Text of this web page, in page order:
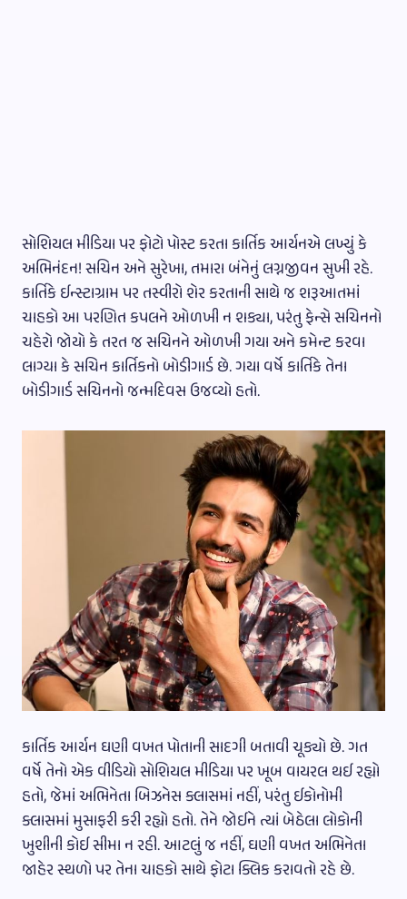
સોશિયલ મીડિયા પર ફોટો પોસ્ટ કરતા કાર્તિક આર્યનએ લખ્યું કે
અભિનંદન! સચિન અને સુરેખા, તમારા બંનેનું લગ્નજીવન સુખી રહે.
કાર્તિકે ઈન્સ્ટાગ્રામ પર તસ્વીરો શેર કરતાની સાથે જ શરૂઆતમાં
ચાહકો આ પરણિત કપલને ઓળખી ન શક્યા, પરંતુ ફેન્સે સચિનનો
ચહેરો જોયો કે તરત જ સચિનને ​​ઓળખી ગયા અને કમેન્ટ કરવા
લાગ્યા કે સચિન કાર્તિકનો બોડીગાર્ડ છે. ગયા વર્ષે કાર્તિકે તેના
બોડીગાર્ડ સચિનનો જન્મદિવસ ઉજવ્યો હતો.
કાર્તિક આર્યન ઘણી વખત પોતાની સાદગી બતાવી ચૂક્યો છે. ગત
વર્ષે તેનો એક વીડિયો સોશિયલ મીડિયા પર ખૂબ વાયરલ થઈ રહ્યો
હતો, જેમાં અભિનેતા બિઝનેસ ક્લાસમાં નહીં, પરંતુ ઈકોનોમી
ક્લાસમાં મુસાફરી કરી રહ્યો હતો. તેને જોઈને ત્યાં બેઠેલા લોકોની
ખુશીની કોઈ સીમા ન રહી. આટલું જ નહીં, ઘણી વખત અભિનેતા
જાહેર સ્થળો પર તેના ચાહકો સાથે ફોટા ક્લિક કરાવતો રહે છે.